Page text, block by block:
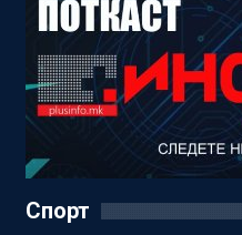
Спорт